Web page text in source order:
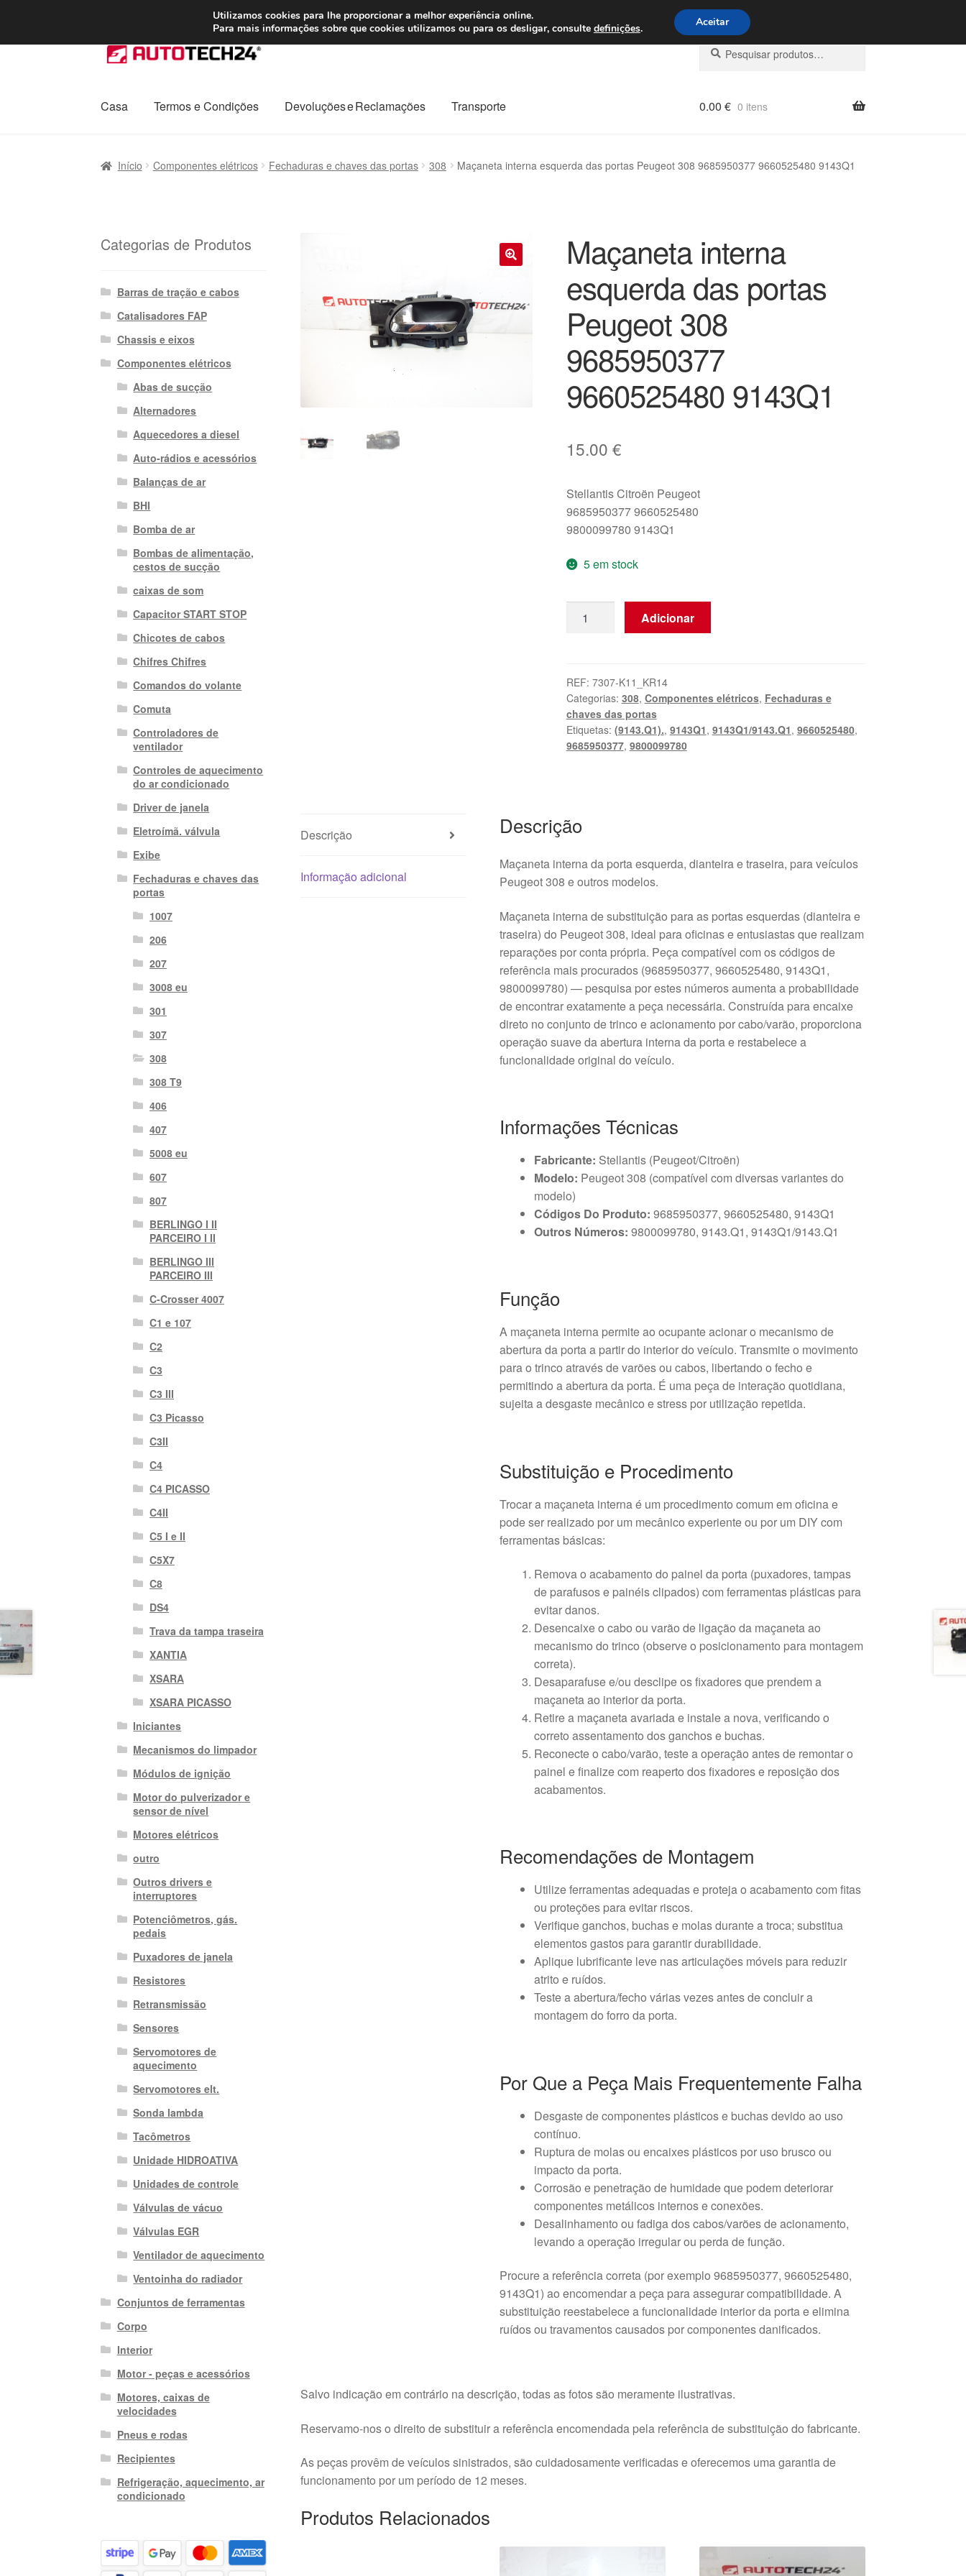
ENVIO a partir de 7 EUR Seg-Sex, das 9h às 16h800 500 967
Ir
para
navegação
Saltar
para
conteúdo
Pesquisar
por:
Pesquisa
Casa Termos e Condições Devoluções e Reclamações Transporte 0.00 € 0 itens
Início Componentes elétricos Fechaduras e chaves das portas 308 Maçaneta interna esquerda das portas Peugeot 308 9685950377 9660525480 9143Q1
Maçaneta interna
esquerda das portas
Peugeot 308
9685950377
9660525480 9143Q1
15.00 €
Stellantis Citroën Peugeot
9685950377 9660525480
9800099780 9143Q1
5 em stock
esquerda
das
portas
Peugeot
308
Adicionar
REF: 7307-K11_KR14
Categorias: 308, Componentes elétricos, Fechaduras e
chaves das portas
Etiquetas: (9143.Q1)., 9143Q1, 9143Q1/9143.Q1, 9660525480,
9685950377, 9800099780
Descrição
Informação adicional
Descrição
Maçaneta interna da porta esquerda, dianteira e traseira, para veículos
Peugeot 308 e outros modelos.
Maçaneta interna de substituição para as portas esquerdas (dianteira e
traseira) do Peugeot 308, ideal para oficinas e entusiastas que realizam
reparações por conta própria. Peça compatível com os códigos de
referência mais procurados (9685950377, 9660525480, 9143Q1,
9800099780) — pesquisa por estes números aumenta a probabilidade
de encontrar exatamente a peça necessária. Construída para encaixe
direto no conjunto de trinco e acionamento por cabo/varão, proporciona
operação suave da abertura interna da porta e restabelece a
funcionalidade original do veículo.
Informações Técnicas
Fabricante: Stellantis (Peugeot/Citroën)
Modelo: Peugeot 308 (compatível com diversas variantes do
modelo)
Códigos Do Produto: 9685950377, 9660525480, 9143Q1
Outros Números: 9800099780, 9143.Q1, 9143Q1/9143.Q1
Função
A maçaneta interna permite ao ocupante acionar o mecanismo de
abertura da porta a partir do interior do veículo. Transmite o movimento
para o trinco através de varões ou cabos, libertando o fecho e
permitindo a abertura da porta. É uma peça de interação quotidiana,
sujeita a desgaste mecânico e stress por utilização repetida.
Substituição e Procedimento
Trocar a maçaneta interna é um procedimento comum em oficina e
pode ser realizado por um mecânico experiente ou por um DIY com
ferramentas básicas:
Remova o acabamento do painel da porta (puxadores, tampas
de parafusos e painéis clipados) com ferramentas plásticas para
evitar danos.
Desencaixe o cabo ou varão de ligação da maçaneta ao
mecanismo do trinco (observe o posicionamento para montagem
correta).
Desaparafuse e/ou desclipe os fixadores que prendem a
maçaneta ao interior da porta.
Retire a maçaneta avariada e instale a nova, verificando o
correto assentamento dos ganchos e buchas.
Reconecte o cabo/varão, teste a operação antes de remontar o
painel e finalize com reaperto dos fixadores e reposição dos
acabamentos.
Recomendações de Montagem
Utilize ferramentas adequadas e proteja o acabamento com fitas
ou proteções para evitar riscos.
Verifique ganchos, buchas e molas durante a troca; substitua
elementos gastos para garantir durabilidade.
Aplique lubrificante leve nas articulações móveis para reduzir
atrito e ruídos.
Teste a abertura/fecho várias vezes antes de concluir a
montagem do forro da porta.
Por Que a Peça Mais Frequentemente Falha
Desgaste de componentes plásticos e buchas devido ao uso
contínuo.
Ruptura de molas ou encaixes plásticos por uso brusco ou
impacto da porta.
Corrosão e penetração de humidade que podem deteriorar
componentes metálicos internos e conexões.
Desalinhamento ou fadiga dos cabos/varões de acionamento,
levando a operação irregular ou perda de função.
Procure a referência correta (por exemplo 9685950377, 9660525480,
9143Q1) ao encomendar a peça para assegurar compatibilidade. A
substituição reestabelece a funcionalidade interior da porta e elimina
ruídos ou travamentos causados por componentes danificados.
Salvo indicação em contrário na descrição, todas as fotos são meramente ilustrativas.
Reservamo-nos o direito de substituir a referência encomendada pela referência de substituição do fabricante.
As peças provêm de veículos sinistrados, são cuidadosamente verificadas e oferecemos uma garantia de
funcionamento por um período de 12 meses.
Produtos Relacionados
Categorias de Produtos
Barras de tração e cabos
Catalisadores FAP
Chassis e eixos
Componentes elétricos
Abas de sucção
Alternadores
Aquecedores a diesel
Auto-rádios e acessórios
Balanças de ar
BHI
Bomba de ar
Bombas de alimentação,
cestos de sucção
caixas de som
Capacitor START STOP
Chicotes de cabos
Chifres Chifres
Comandos do volante
Comuta
Controladores de
ventilador
Controles de aquecimento
do ar condicionado
Driver de janela
Eletroímã. válvula
Exibe
Fechaduras e chaves das
portas
1007
206
207
3008 eu
301
307
308
308 T9
406
407
5008 eu
607
807
BERLINGO I II
PARCEIRO I II
BERLINGO III
PARCEIRO III
C-Crosser 4007
C1 e 107
C2
C3
C3 III
C3 Picasso
C3II
C4
C4 PICASSO
C4II
C5 I e II
C5X7
C8
DS4
Trava da tampa traseira
XANTIA
XSARA
XSARA PICASSO
Iniciantes
Mecanismos do limpador
Módulos de ignição
Motor do pulverizador e
sensor de nível
Motores elétricos
outro
Outros drivers e
interruptores
Potenciômetros, gás.
pedais
Puxadores de janela
Resistores
Retransmissão
Sensores
Servomotores de
aquecimento
Servomotores elt.
Sonda lambda
Tacômetros
Unidade HIDROATIVA
Unidades de controle
Válvulas de vácuo
Válvulas EGR
Ventilador de aquecimento
Ventoinha do radiador
Conjuntos de ferramentas
Corpo
Interior
Motor - peças e acessórios
Motores, caixas de
velocidades
Pneus e rodas
Recipientes
Refrigeração, aquecimento, ar
condicionado
Utilizamos cookies para lhe proporcionar a melhor experiência online.
Para mais informações sobre que cookies utilizamos ou para os desligar, consulte definições. Aceitar